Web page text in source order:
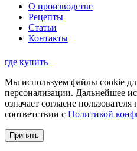
О производстве
Рецепты
Статьи
Контакты
где купить
Мы используем файлы cookie
персонализации. Дальнейшее
означает согласие
соответствии с Политикой
Принять